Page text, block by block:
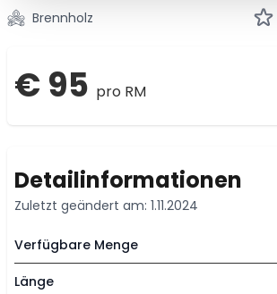
Brennholz
€ 95 pro RM
Detailinformationen
Zuletzt geändert am: 1.11.2024
Verfügbare Menge
Länge